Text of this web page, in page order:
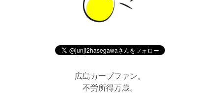
広島カープファン。
不労所得万歳。